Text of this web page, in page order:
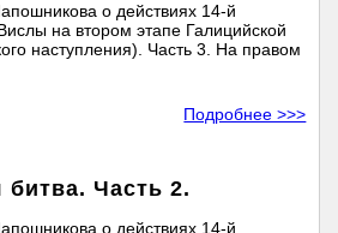
о действиях 14-й
на втором этапе Галицийской
наступления). Часть 3. На правом
Подробнее >>>
битва. Часть 2.
о действиях 14-й